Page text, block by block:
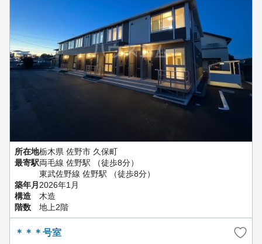
所在地栃木県 佐野市 久保町
最寄駅両毛線 佐野駅 （徒歩8分）
東武佐野線 佐野駅 （徒歩8分）
築年月 2026年1月
構造
木造
階数
地上2階
＊＊＊号室